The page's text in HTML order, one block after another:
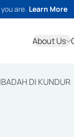
are. Learn More
About Us
DI KUNDUR